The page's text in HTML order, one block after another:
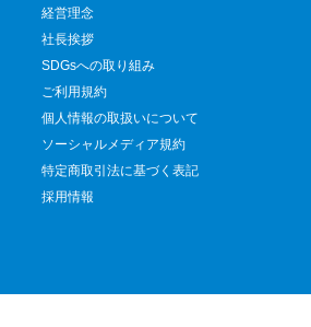
経営理念
社長挨拶
SDGsへの取り組み
ご利用規約
個人情報の取扱いについて
ソーシャルメディア規約
特定商取引法に基づく表記
採用情報